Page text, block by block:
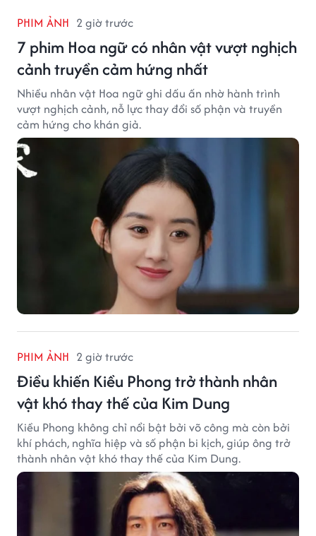
PHIM ẢNH 2 giờ trước
7 phim Hoa ngữ có nhân vật vượt nghịch
cảnh truyền cảm hứng nhất
Nhiều nhân vật Hoa ngữ ghi dấu ấn nhờ hành trình
vượt nghịch cảnh, nỗ lực thay đổi số phận và truyền
cảm hứng cho khán giả.
PHIM ẢNH 2 giờ trước
Điều khiến Kiều Phong trở thành nhân
vật khó thay thế của Kim Dung
Kiều Phong không chỉ nổi bật bởi võ công mà còn bởi
khí phách, nghĩa hiệp và số phận bi kịch, giúp ông trở
thành nhân vật khó thay thế của Kim Dung.